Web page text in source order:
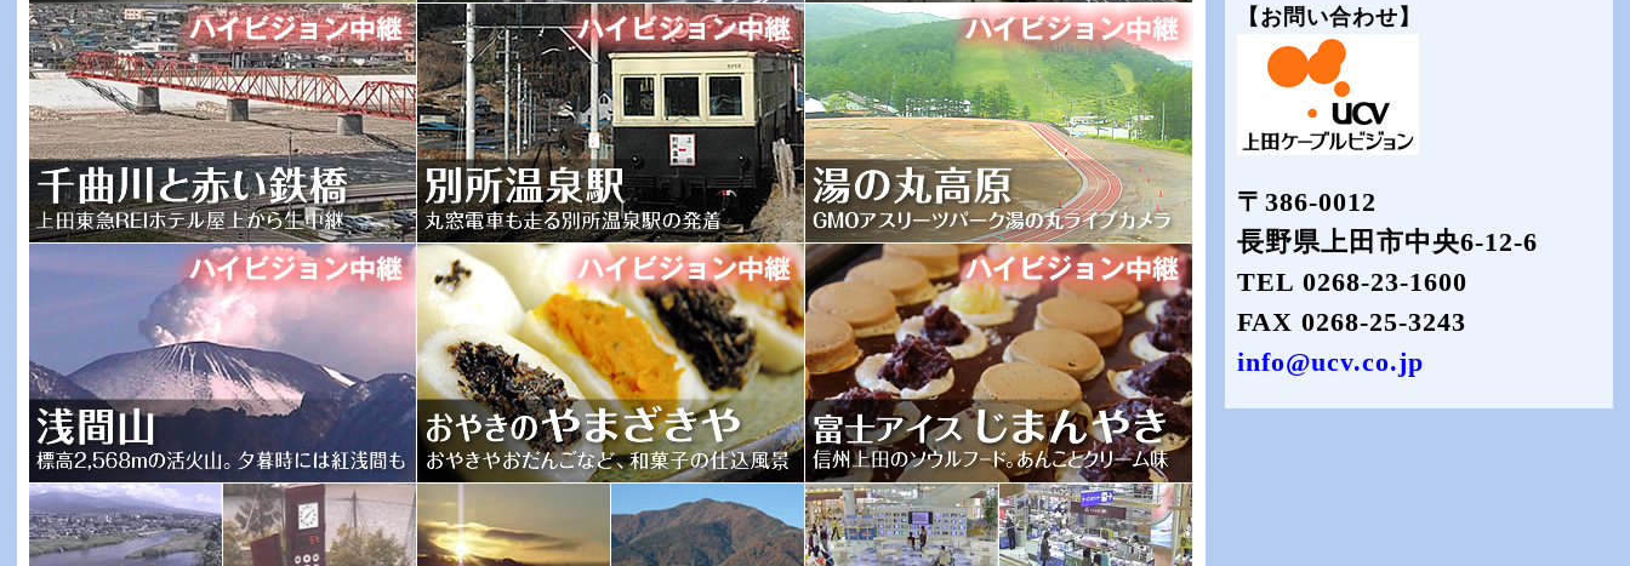
【お問い合わせ】
〒386-0012
長野県上田市中央6-12-6
TEL 0268-23-1600
FAX 0268-25-3243
info@ucv.co.jp